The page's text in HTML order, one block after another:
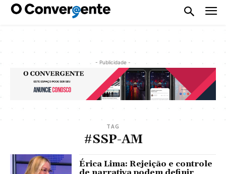
- Publicidade -
TAG
#SSP-AM
Érica Lima: Rejeição e controle